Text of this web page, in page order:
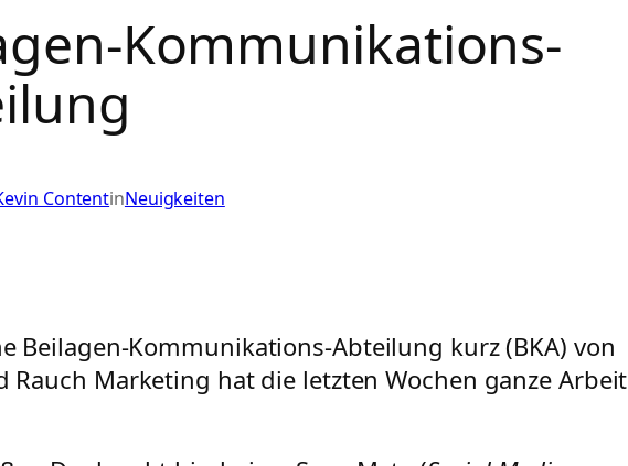
Kommunikations-
ContentinNeuigkeiten
Beilagen-Kommunikations-Abteilung kurz (BKA) von
Rauch Marketing hat die letzten Wochen ganze Arbeit